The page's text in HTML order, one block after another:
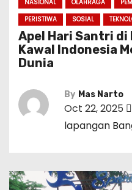
NASIONAL
OLAHRAGA
PERISTIWA
SOSIAL
Apel Hari Santri
Kawal Indonesia
Dunia
By Mas Narto
Oct 22, 2025
lapangan